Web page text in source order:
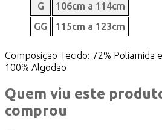
G
106cm a 114cm
GG
115cm a 123cm
Composição Tecido: 72% Poliamida
100% Algodão
Quem viu este
comprou